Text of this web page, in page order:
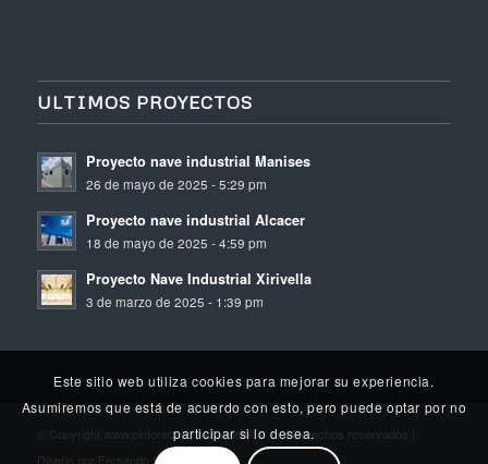
ULTIMOS PROYECTOS
Proyecto nave industrial Manises
26 de mayo de 2025 - 5:29 pm
Proyecto nave industrial Alcacer
18 de mayo de 2025 - 4:59 pm
Proyecto Nave Industrial Xirivella
3 de marzo de 2025 - 1:39 pm
© Copyright www.pintoreconomicovalemcia.es | Derechos reservados |
Diseño por Fernando Santamaria
Este sitio web utiliza cookies para mejorar su experiencia.
Asumiremos que está de acuerdo con esto, pero puede optar por no
participar si lo desea.